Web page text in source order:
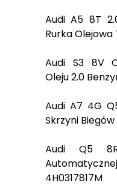
Audi A5 8T
Rurka Olejowa
Audi S3 8V
Oleju 2.0
Audi A7 4G
Skrzyni Biegów
Audi Q5
4H0317817M